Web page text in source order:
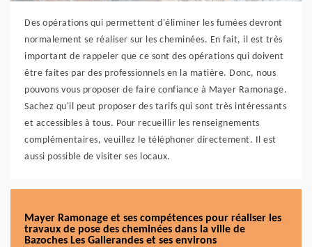
Des opérations qui permettent d'éliminer les fumées devront
normalement se réaliser sur les cheminées. En fait, il est très
important de rappeler que ce sont des opérations qui doivent
être faites par des professionnels en la matière. Donc, nous
pouvons vous proposer de faire confiance à Mayer Ramonage.
Sachez qu'il peut proposer des tarifs qui sont très intéressants
et accessibles à tous. Pour recueillir les renseignements
complémentaires, veuillez le téléphoner directement. Il est
aussi possible de visiter ses locaux.
Mayer Ramonage et ses compétences pour réaliser les
travaux de pose des cheminées dans la ville de
Bazoches Les Gallerandes et ses environs